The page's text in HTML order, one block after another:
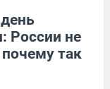
России не
почему так